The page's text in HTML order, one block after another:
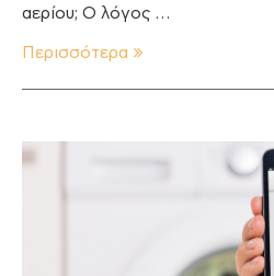
αερίου; Ο λόγος …
Περισσότερα